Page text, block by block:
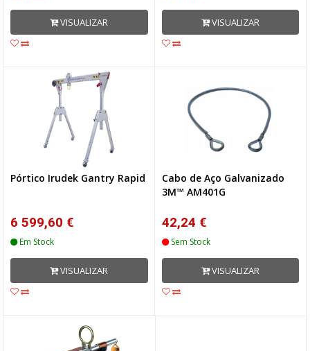
VISUALIZAR VISUALIZAR
Pórtico Irudek Gantry Rapid
6 599,60 €
Em Stock
VISUALIZAR
Cabo de Aço Galvanizado
3M™ AM401G
42,24 €
Sem Stock
VISUALIZAR